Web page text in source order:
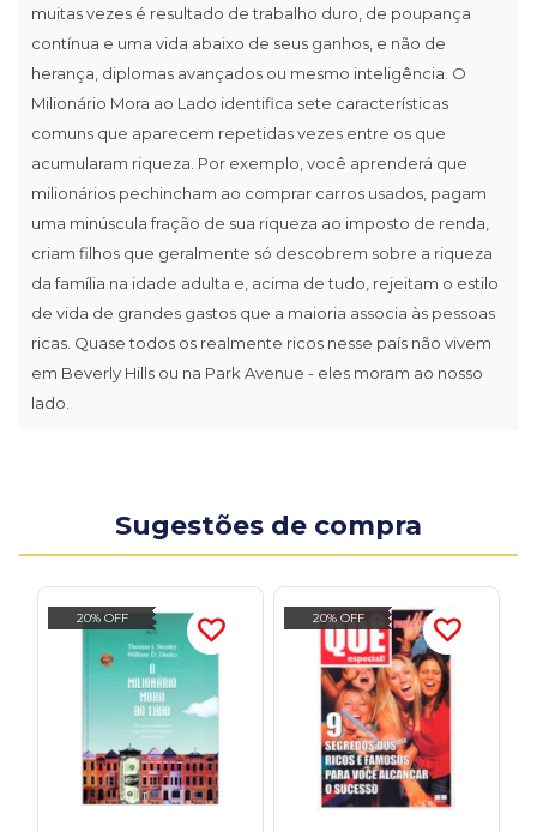
muitas vezes é resultado de trabalho duro, de poupança
contínua e uma vida abaixo de seus ganhos, e não de
herança, diplomas avançados ou mesmo inteligência. O
Milionário Mora ao Lado identifica sete características
comuns que aparecem repetidas vezes entre os que
acumularam riqueza. Por exemplo, você aprenderá que
milionários pechincham ao comprar carros usados, pagam
uma minúscula fração de sua riqueza ao imposto de renda,
criam filhos que geralmente só descobrem sobre a riqueza
da família na idade adulta e, acima de tudo, rejeitam o estilo
de vida de grandes gastos que a maioria associa às pessoas
ricas. Quase todos os realmente ricos nesse país não vivem
em Beverly Hills ou na Park Avenue - eles moram ao nosso
lado.
Sugestões de compra
20% OFF 20% OFF